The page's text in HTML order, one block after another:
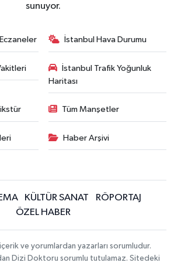
sunuyor.
İstanbul Hava Durumu
İstanbul Trafik Yoğunluk
Haritası
Tüm Manşetler
Haber Arşivi
KÜLTÜR SANAT
RÖPORTAJ
ÖZEL HABER
ve yorumlardan yazarları sorumludur.
Dizi Doktoru sorumlu tutulamaz. Sitedeki